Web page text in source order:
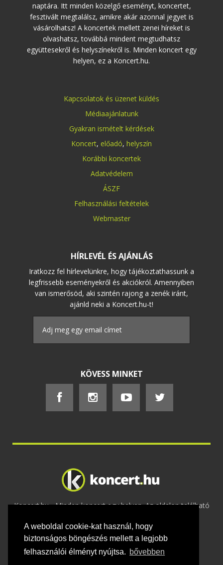
A weboldal cookie-kat használ, hogy
biztonságos böngészés mellett a legjobb
felhasználói élményt nyújtsa. bővebben
naptára. Itt minden közelgő eseményt, koncertet,
fesztivált megtalálsz, amikre akár azonnal jegyet is
vásárolhatsz! A koncertek mellett zenei híreket is
olvashatsz, továbbá mindent megtudhatsz
együttesekről és helyszínekről is. Minden koncert egy
helyen, ez a Koncert.hu.
Kapcsolatok és üzenet küldés
Médiaajánlatunk
Gyakran ismételt kérdések
Koncert, előadó, helyszín
Korábbi koncertek
Adatvédelem
ÁSZF
Felhasználási feltételek
Webmaster
HÍRLEVÉL ÉS AJÁNLÁS
Iratkozz fel hírlevelünkre, hogy tájékoztathassunk a
legfrissebb eseményekről és akciókról. Amennyiben
van ismerősöd, aki szintén rajong a zenék iránt,
ajánld neki a Koncert.hu-t!
KÖVESS MINKET
Koncert.hu - Minden koncert egy helyen. Az oldalon található
2020 Adatvédelem-ÁSZF-Felhasználási
feltételek-Webmaster- Kapcsolat és üzenet küldés